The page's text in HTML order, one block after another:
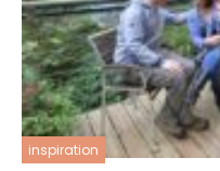
inspiration